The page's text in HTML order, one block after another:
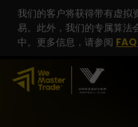
我们的客户将获得带有虚拟
易。此外，我们的专属算法
中。更多信息，请参阅 FAQ